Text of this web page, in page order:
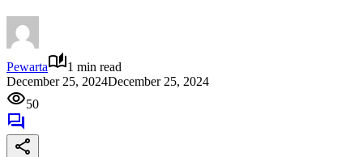
Pewarta
1 min read
December 25, 2024December 25, 2024
50